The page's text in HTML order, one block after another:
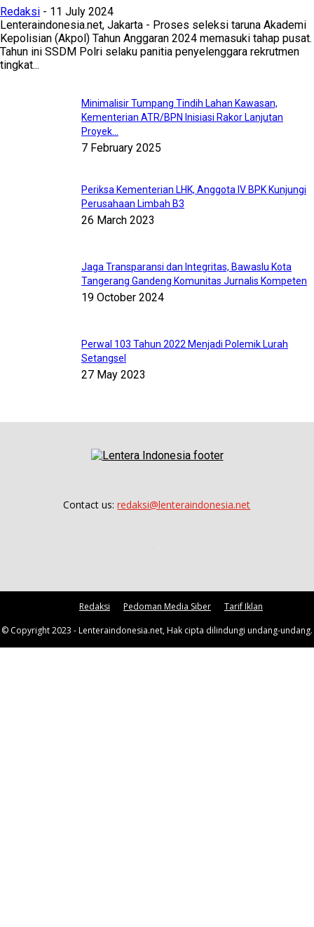
Redaksi - 11 July 2024
Lenteraindonesia.net, Jakarta - Proses seleksi taruna Akademi
Kepolisian (Akpol) Tahun Anggaran 2024 memasuki tahap pusat.
Tahun ini SSDM Polri selaku panitia penyelenggara rekrutmen
tingkat...
Minimalisir Tumpang Tindih Lahan Kawasan,
Kementerian ATR/BPN Inisiasi Rakor Lanjutan
Proyek...
7 February 2025
Periksa Kementerian LHK, Anggota IV BPK Kunjungi
Perusahaan Limbah B3
26 March 2023
Jaga Transparansi dan Integritas, Bawaslu Kota
Tangerang Gandeng Komunitas Jurnalis Kompeten
19 October 2024
Perwal 103 Tahun 2022 Menjadi Polemik Lurah
Setangsel
27 May 2023
Contact us:redaksi@lenteraindonesia.net
Redaksi Pedoman Media Siber
Tarif Iklan
© Copyright 2023 - Lenteraindonesia.net, Hak cipta dilindungi undang-undang.